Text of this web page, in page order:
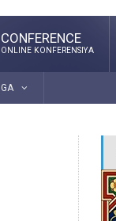
CONFERENCE
ONLINE KONFERENSIYA